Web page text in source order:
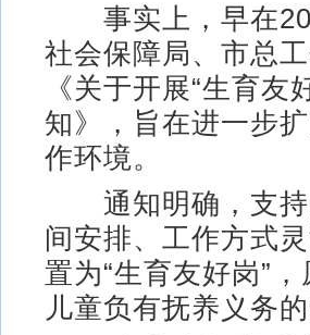
事实上，早在
社会保障局、市总
《关于开展“生育
知》，旨在进一步
作环境。
通知明确，支持
间安排、工作方式
置为“生育友好岗”
儿童负有抚养义务的